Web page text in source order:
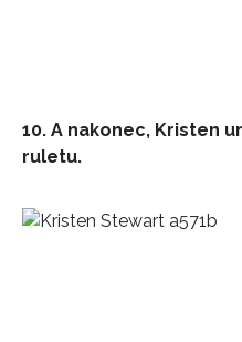
10. A nakonec, Kristen
ruletu.